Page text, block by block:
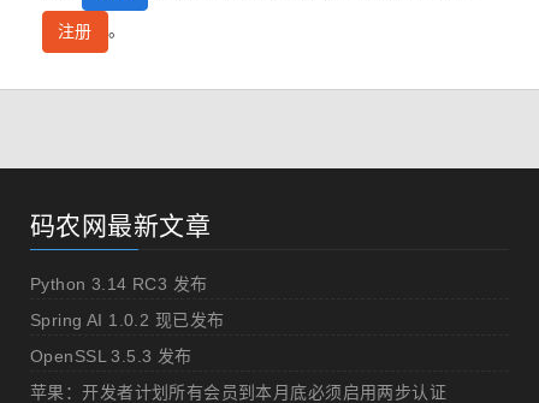
注册 。
码农网最新文章
Python 3.14 RC3 发布
Spring AI 1.0.2 现已发布
OpenSSL 3.5.3 发布
苹果：开发者计划所有会员到本月底必须启用两步认证